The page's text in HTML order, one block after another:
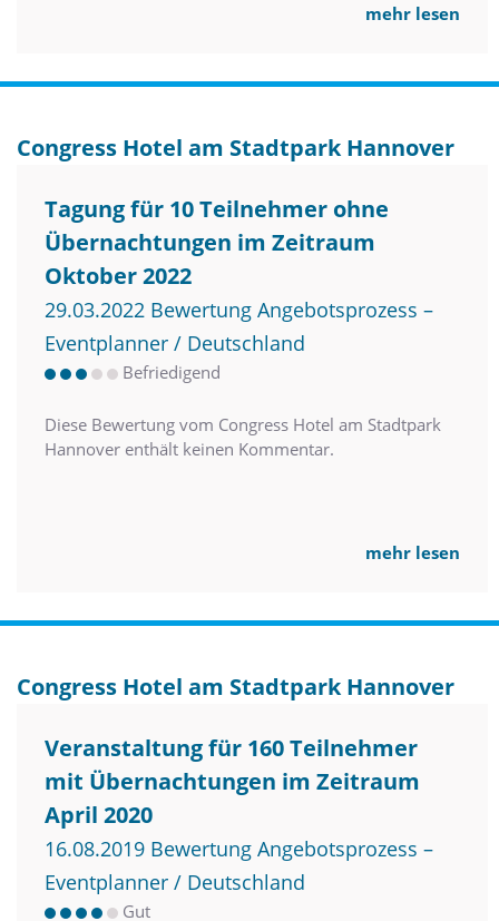
mehr lesen
Congress Hotel am Stadtpark Hannover
Tagung für 10 Teilnehmer ohne
Übernachtungen im Zeitraum
Oktober 2022
29.03.2022 Bewertung Angebotsprozess –
Eventplanner / Deutschland
Befriedigend
Diese Bewertung vom Congress Hotel am Stadtpark
Hannover enthält keinen Kommentar.
mehr lesen
Congress Hotel am Stadtpark Hannover
Veranstaltung für 160 Teilnehmer
mit Übernachtungen im Zeitraum
April 2020
16.08.2019 Bewertung Angebotsprozess –
Eventplanner / Deutschland
Gut